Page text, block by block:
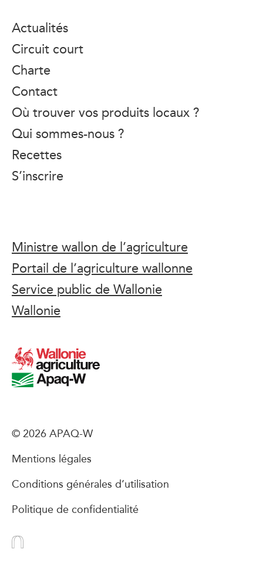
Actualités
Circuit court
Charte
Contact
Où trouver vos produits locaux ?
Qui sommes-nous ?
Recettes
S’inscrire
Ministre wallon de l’agriculture
Portail de l’agriculture wallonne
Service public de Wallonie
Wallonie
© 2026 APAQ-W
Mentions légales
Conditions générales d’utilisation
Politique de confidentialité